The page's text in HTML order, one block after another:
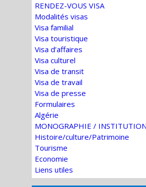
RENDEZ-VOUS VISA
Modalités visas
Visa familial
Visa touristique
Visa d’affaires
Visa culturel
Visa de transit
Visa de travail
Visa de presse
Formulaires
Algérie
MONOGRAPHIE /
Histoire/culture/Patrimoine
Tourisme
Economie
Liens utiles